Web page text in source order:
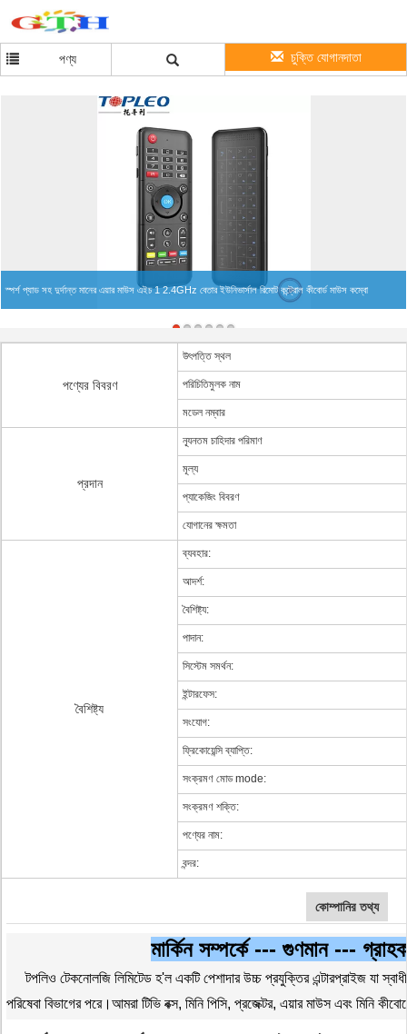
পণ্য চুক্তি যোগানদাতা
স্পর্শ প্যাড সহ দুর্দান্ত মানের এয়ার মাউস এইচ 1 2.4GHz বেতার ইউনিভার্সাল রিমোট কন্ট্রোল কীবোর্ড মাউস কম্বো
পণ্যের বিবরণ
উৎপত্তি স্থল
পরিচিতিমুলক নাম
মডেল নম্বার
প্রদান
ন্যূনতম চাহিদার পরিমাণ
মূল্য
প্যাকেজিং বিবরণ
যোগানের ক্ষমতা
বৈশিষ্ট্য
ব্যবহার:
আদর্শ:
বৈশিষ্ট্য:
পাদান:
সিস্টেম সমর্থন:
ইন্টারফেস:
সংযোগ:
ফ্রিকোয়েন্সি ব্যাপ্তি:
সংক্রমণ মোড mode:
সংক্রমণ শক্তি:
পণ্যের নাম:
বন্দর:
কোম্পানির তথ্য
মার্কিন সম্পর্কে --- গুণমান ---
টপলিও টেকনোলজি লিমিটেড হ'ল একটি পেশাদার উচ্চ প্রযুক্তির এন্টারপ্রাইজ যা
পরিষেবা বিভাগের পরে।আমরা টিভি বক্স, মিনি পিসি, প্রজেক্টর, এয়ার মাউস এবং মিনি